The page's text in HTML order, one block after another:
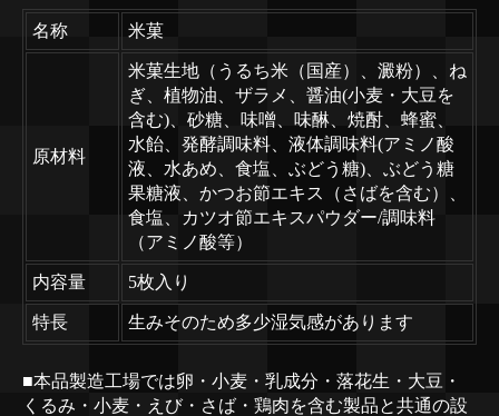
名称 米菓
原材料
米菓生地（うるち米（国産）、澱粉）、ね
ぎ、植物油、ザラメ、醤油(小麦・大豆を
含む)、砂糖、味噌、味醂、焼酎、蜂蜜、
水飴、発酵調味料、液体調味料(アミノ酸
液、水あめ、食塩、ぶどう糖)、ぶどう糖
果糖液、かつお節エキス（さばを含む）、
食塩、カツオ節エキスパウダー/調味料
（アミノ酸等）
内容量 5枚入り
特長 生みそのため多少湿気感があります
■本品製造工場では卵・小麦・乳成分・落花生・大豆・
くるみ・小麦・えび・さば・鶏肉を含む製品と共通の設